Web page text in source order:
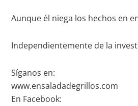
Aunque él niega los hechos en
Independientemente de la
Síganos en:
www.ensaladadegrillos.com
En Facebook: